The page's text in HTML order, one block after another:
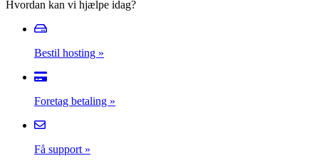
Hvordan kan vi hjælpe idag?
Bestil hosting »
Foretag betaling »
Få support »